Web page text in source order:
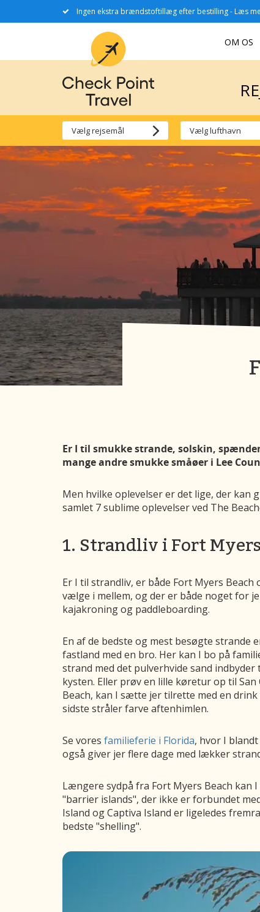
Ingen ekstra brændstoftillæg efter bestilling - Læs
OM OS
Er I til smukke strande, solskin,
mange andre smukke småøer i Lee
Men hvilke oplevelser er det lige, der kan
samlet 7 sublime oplevelser ved The
1. Strandliv i Fort
Er I til strandliv, er både Fort Myers
vælge i mellem, og der er både noget for
kajakroning og paddleboarding.
En af de bedste og mest besøgte strande
fastland med en bro. Her kan I bo på
strand med det pulverhvide sand
kysten. Eller prøv en lille køretur op til
Beach, kan I sætte jer tilrette med en
sidste stråler farve aftenhimlen.
Se vores familieferie i Florida, hvor I
også giver jer flere dage med lækker
Længere sydpå fra Fort Myers Beach kan
"barrier islands", der ikke er forbundet
Island og Captiva Island er ligeledes
bedste "shelling".